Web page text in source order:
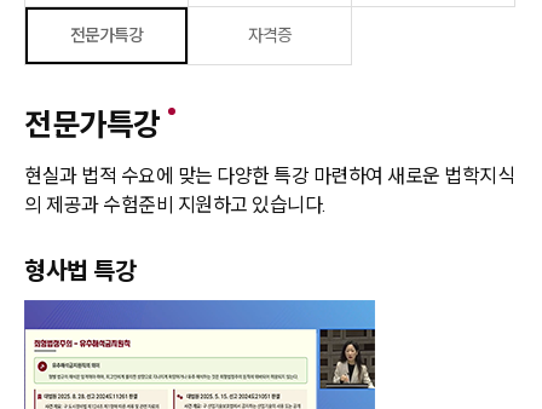
전문가특강 자격증
전문가특강
현실과 법적 수요에 맞는 다양한 특강 마련하여 새로운 법학지식
의 제공과 수험준비 지원하고 있습니다.
형사법 특강